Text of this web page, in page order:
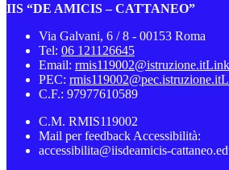
IIS “DE AMICIS – CATTANEO”
Via Galvani, 6 / 8 - 00153 Roma
Tel: 06 121126645
Email: rmis119002@istruzione.it
PEC: rmis119002@pec.istruzione.it
C.F.: 97977610589
C.M. RMIS119002
Mail per feedback Accessibilità:
accessibilita@iisdeamicis-